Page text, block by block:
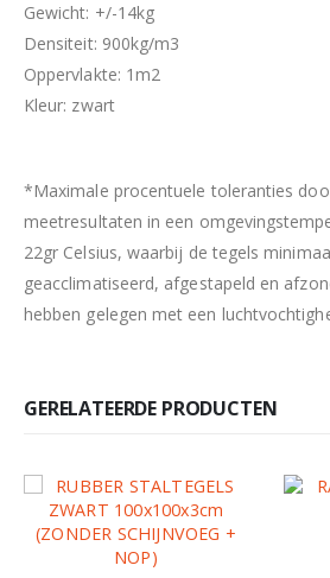
Gewicht: +/-14kg
Densiteit: 900kg/m3
Oppervlakte: 1m2
Kleur: zwart
*Maximale procentuele toleranties
meetresultaten in een
22gr Celsius, waarbij de tegels
geacclimatiseerd, afgestapeld en
hebben gelegen met een
GERELATEERDE PRODUCTEN